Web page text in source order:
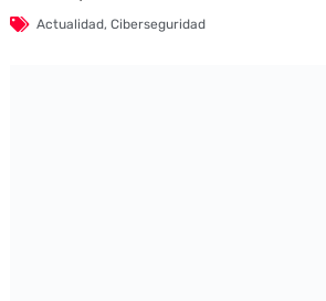
Actualidad, Ciberseguridad